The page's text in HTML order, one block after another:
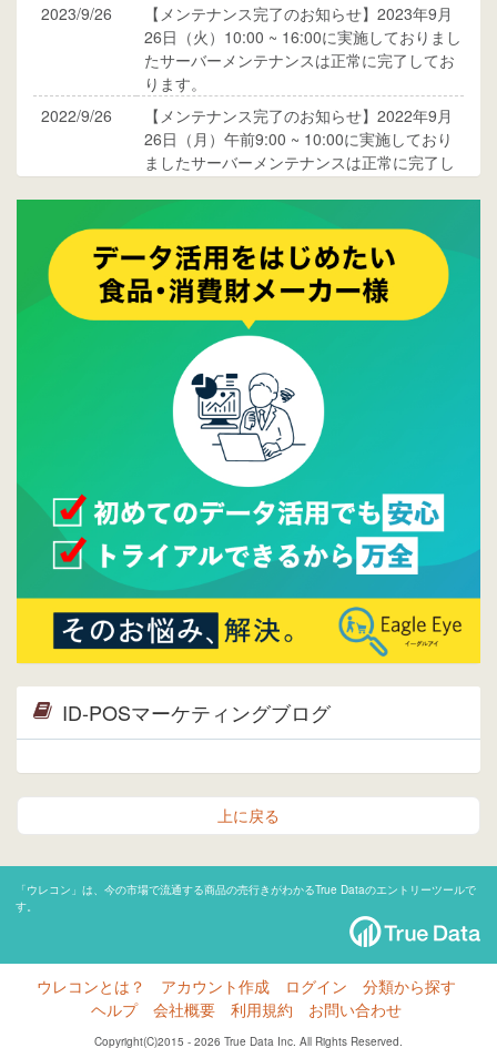
2023/9/26
【メンテナンス完了のお知らせ】2023年9月
26日（火）10:00 ~ 16:00に実施しておりまし
たサーバーメンテナンスは正常に完了してお
ります。
2022/9/26
【メンテナンス完了のお知らせ】2022年9月
26日（月）午前9:00 ~ 10:00に実施しており
ましたサーバーメンテナンスは正常に完了し
ご覧ください。
2015/10/19
ウレコンのサイト機能を大幅バージョンアッ
プ。詳細はこちら。⇒告知ページへ
2015/09/28
ウレコンが機能拡充し、サイトリニューアル
しました。⇒
ウレコンFacebook
Facebookページを開設しました。詳細は
ら。
ウレコンサイトリリースしました。
ID-POSマーケティングブログ
上に戻る
「ウレコン」は、今の市場で流通する商品の売行きがわかるTrue Dataのエントリーツールで
す。
ウレコンとは？ アカウント作成 ログイン
分類から探す
ヘルプ
会社概要 利用規約 お問い合わせ
Copyright(C)2015 - 2026 True Data Inc. All Rights Reserved.